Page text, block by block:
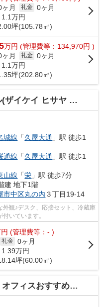
ヶ月 礼金 0ヶ月
1.1万円
坪(105.78㎡)
万円 (管理費等：134,970円 )
ヶ月 礼金 0ヶ月
1.1万円
坪(202.80㎡)
ケイ ビル)【 オフィスおすすめ 】
城線 「久屋大通 」駅 徒歩1
通線 「久屋大通 」駅 徒歩1
山線 「栄 」駅 徒歩7分
建 地下1階
市中区丸の内 ３丁目19-14
観♪デスク、応接セット、冷蔵庫
いています。
円 (管理費等：- )
礼金 0ヶ月
1.39万円
坪(60.00㎡)
ィスおすすめ 】